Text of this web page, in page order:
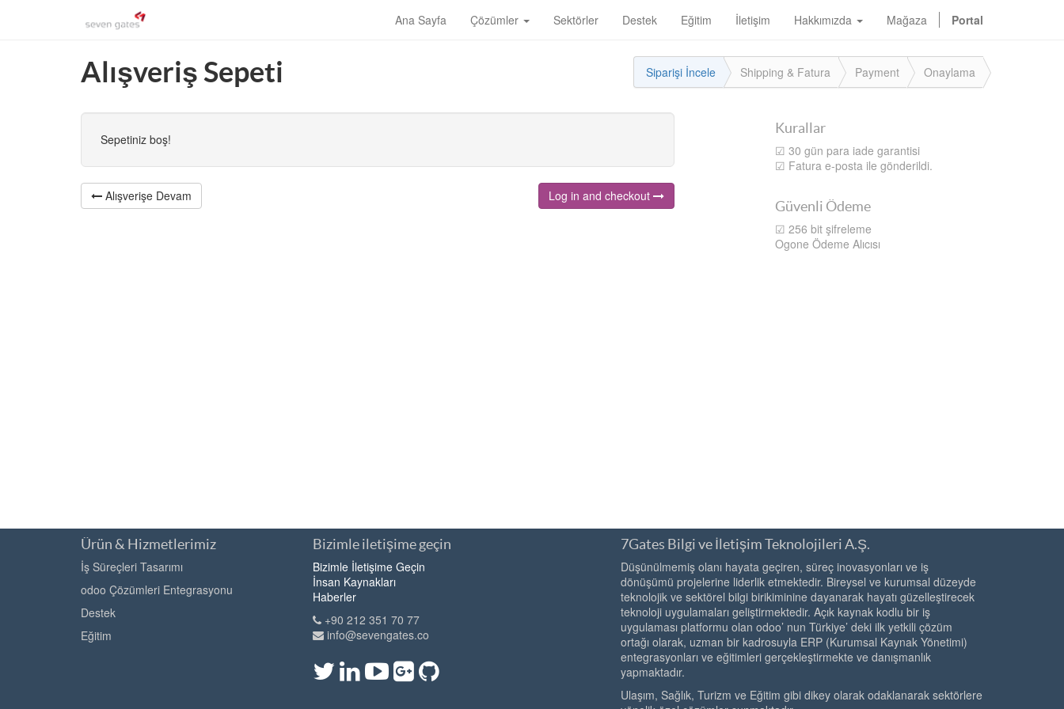
Ana Sayfa Çözümler Sektörler Destek Eğitim İletişim Hakkımızda Mağaza Portal
Siparişi İncele Shipping & Fatura Payment Onaylama
Alışveriş Sepeti
Sepetiniz boş!
Alışverişe Devam Log in and checkout
Kurallar
☑ 30 gün para iade garantisi
☑ Fatura e-posta ile gönderildi.
Güvenli Ödeme
☑ 256 bit şifreleme
Ogone Ödeme Alıcısı
Ürün & Hizmetlerimiz
İş Süreçleri Tasarımı
odoo Çözümleri Entegrasyonu
Destek
Eğitim
Bizimle iletişime geçin
Bizimle İletişime Geçin
İnsan Kaynakları
Haberler
+90 212 351 70 77
info@sevengates.co
7Gates Bilgi ve İletişim Teknolojileri A.Ş.
Düşünülmemiş olanı hayata geçiren, süreç inovasyonları ve iş
dönüşümü projelerine liderlik etmektedir. Bireysel ve kurumsal düzeyde
teknolojik ve sektörel bilgi birikiminine dayanarak hayatı güzelleştirecek
teknoloji uygulamaları geliştirmektedir. Açık kaynak kodlu bir iş
uygulaması platformu olan odoo’ nun Türkiye’ deki ilk yetkili çözüm
ortağı olarak, uzman bir kadrosuyla ERP (Kurumsal Kaynak Yönetimi)
entegrasyonları ve eğitimleri gerçekleştirmekte ve danışmanlık
yapmaktadır.
Ulaşım, Sağlık, Turizm ve Eğitim gibi dikey olarak odaklanarak sektörlere